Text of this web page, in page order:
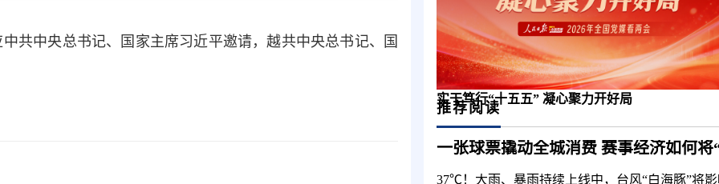
共中央总书记、国家主席习近平邀请，越共中央总书记、国
实干笃行“十五五” 凝心聚力开好局
推荐阅读